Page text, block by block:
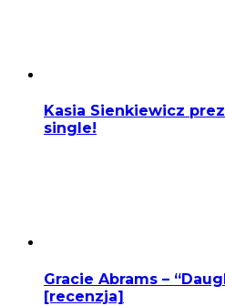
Kasia Sienkiewicz
single!
Gracie Abrams –
[recenzja]